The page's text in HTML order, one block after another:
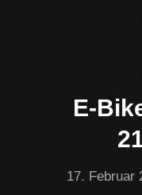
E-
17. Februar